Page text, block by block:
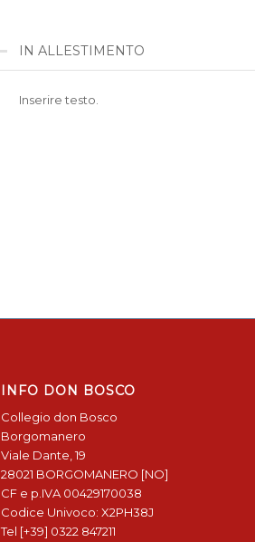
IN ALLESTIMENTO
Inserire testo.
INFO DON BOSCO
Collegio don Bosco
Borgomanero
Viale Dante, 19
28021 BORGOMANERO [NO]
CF e p.IVA 00429170038
Codice Univoco: X2PH38J
Tel [+39] 0322 847211